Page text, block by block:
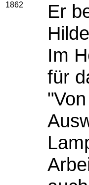
1862
Er
Im
für